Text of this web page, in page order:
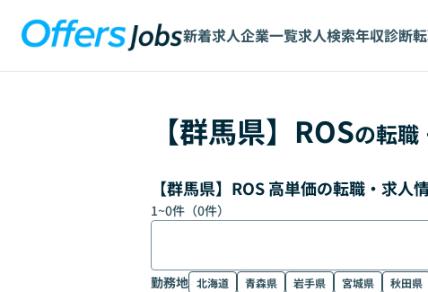
新着求人企業一覧求人検索年収診断
【群馬県】 ROSの転職
【群馬県】ROS 高単価の転職・求人
1~0件（0件）
勤務地 北海道 青森県 岩手県 宮城県 秋田県